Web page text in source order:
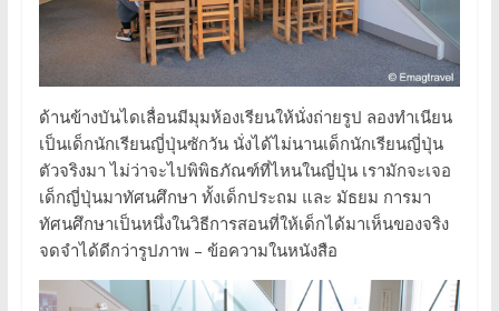
ด้านข้างบันไดเลื่อนมีมุมห้องเรียนให้นั่งถ่ายรูป ลองทำเนียน
เป็นเด็กนักเรียนญี่ปุ่นซักวัน นั่งได้ไม่นานเด็กนักเรียนญี่ปุ่น
ตัวจริงมา ไม่ว่าจะไปพิพิธภัณฑ์ที่ไหนในญี่ปุ่น เรามักจะเจอ
เด็กญี่ปุ่นมาทัศนศึกษา ทั้งเด็กประถม และ มัธยม การมา
ทัศนศึกษาเป็นหนึ่งในวิธีการสอนที่ให้เด็กได้มาเห็นของจริง
จดจำได้ดีกว่ารูปภาพ – ข้อความในหนังสือ